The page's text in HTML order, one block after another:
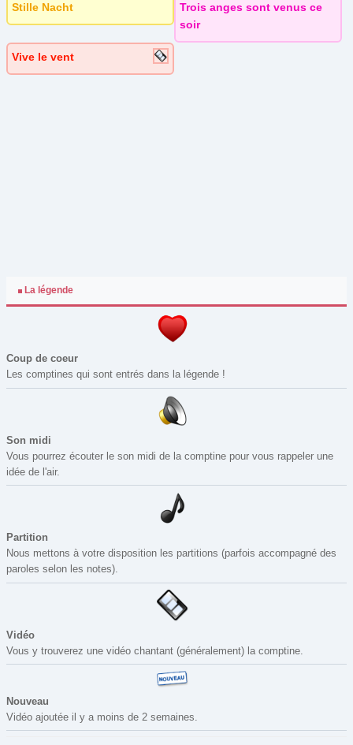
Stille Nacht
Trois anges sont venus ce
soir
Vive le vent
La légende
Coup de coeur
Les comptines qui sont entrés dans la légende !
Son midi
Vous pourrez écouter le son midi de la comptine pour vous rappeler une
idée de l'air.
Partition
Nous mettons à votre disposition les partitions (parfois accompagné des
paroles selon les notes).
Vidéo
Vous y trouverez une vidéo chantant (généralement) la comptine.
Nouveau
Vidéo ajoutée il y a moins de 2 semaines.